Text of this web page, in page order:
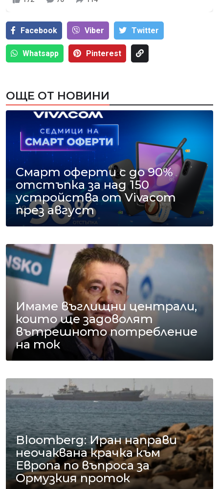
Facebook Viber Тwitter
Whatsapp Pinterest
ОЩЕ ОТ НОВИНИ
Смарт оферти с до 90%
отстъпка за над 150
устройства от Vivacom
през август
Имаме въглищни централи,
които ще задоволят
вътрешното потребление
на ток
Bloomberg: Иран направи
неочаквана крачка към
Европа по въпроса за
Ормузкия проток